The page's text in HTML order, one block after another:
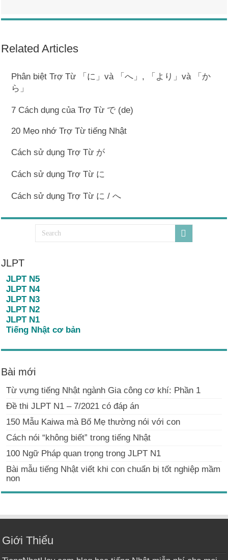
Related Articles
Phân biệt Trợ Từ 「に」và 「へ」, 「より」và 「か
ら」
7 Cách dụng của Trợ Từ で (de)
20 Mẹo nhớ Trợ Từ tiếng Nhật
Cách sử dụng Trợ Từ が
Cách sử dụng Trợ Từ に
Cách sử dụng Trợ Từ に / へ
JLPT
JLPT N5
JLPT N4
JLPT N3
JLPT N2
JLPT N1
Tiếng Nhật cơ bản
Bài mới
Từ vựng tiếng Nhật ngành Gia công cơ khí: Phần 1
Đề thi JLPT N1 – 7/2021 có đáp án
150 Mẫu Kaiwa mà Bố Mẹ thường nói với con
Cách nói “không biết” trong tiếng Nhật
100 Ngữ Pháp quan trọng trong JLPT N1
Bài mẫu tiếng Nhật viết khi con chuẩn bị tốt nghiệp mầm
non
Giới Thiểu